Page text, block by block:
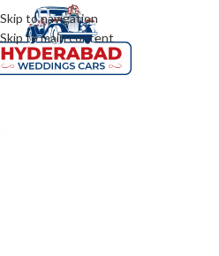
Skip to navigation
Skip to main content